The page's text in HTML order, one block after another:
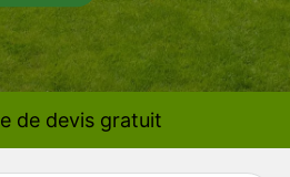
de devis gratuit